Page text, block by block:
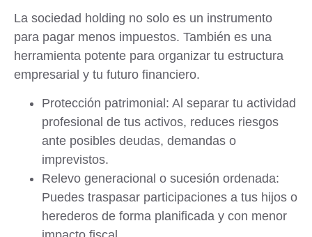
La sociedad holding no solo es un instrumento
para pagar menos impuestos. También es una
herramienta potente para organizar tu estructura
empresarial y tu futuro financiero.
Protección patrimonial: Al separar tu actividad
profesional de tus activos, reduces riesgos
ante posibles deudas, demandas o
imprevistos.
Relevo generacional o sucesión ordenada:
Puedes traspasar participaciones a tus hijos o
herederos de forma planificada y con menor